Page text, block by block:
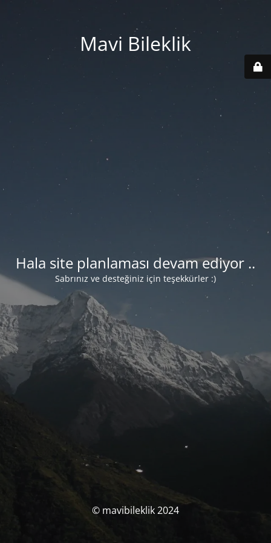
Mavi Bileklik
Hala site planlaması devam ediyor ..
Sabrınız ve desteğiniz için teşekkürler :)
© mavibileklik 2024